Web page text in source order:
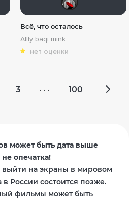
Всё, что осталось
Allly baqi mink
нет оценки
3 · · · 100
может быть дата выше
опечатка!
выйти на экраны в мировом
России состоится позже.
фильмы может быть